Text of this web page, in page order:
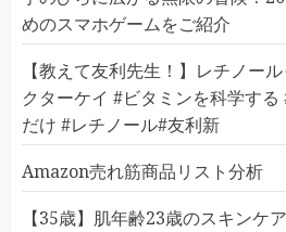
めのスマホゲームをご紹介
【教えて友利先生！】レチノー
クターケイ #ビタミンを科学す
だけ #レチノール#友利新
Amazon売れ筋商品リスト分析
【35歳】肌年齢23歳のスキンケ